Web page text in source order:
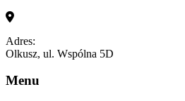
Adres:
Olkusz, ul. Wspólna 5D
Menu